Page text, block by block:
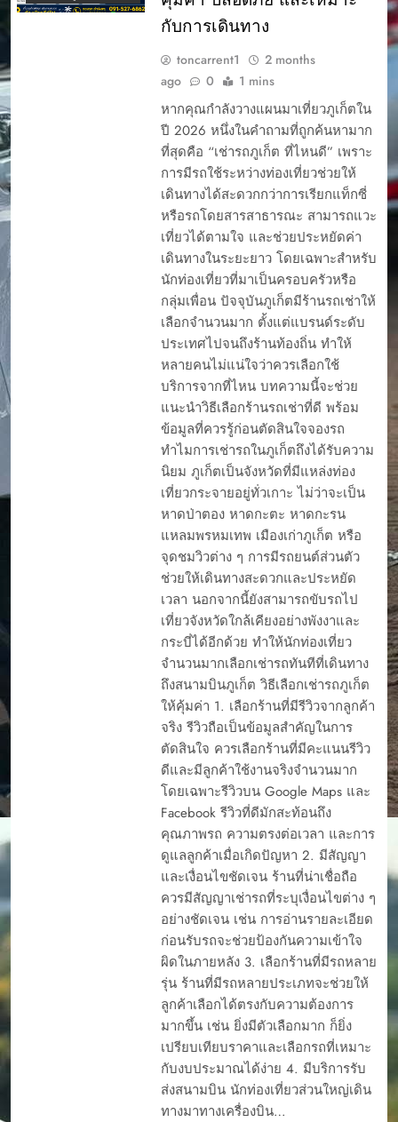
กับการเดินทาง
toncarrent1
2 months
ago
0 1 mins
หากคุณกำลังวางแผนมาเที่ยวภูเก็ตใน
ปี 2026 หนึ่งในคำถามที่ถูกค้นหามาก
ที่สุดคือ “เช่ารถภูเก็ต ที่ไหนดี” เพราะ
การมีรถใช้ระหว่างท่องเที่ยวช่วยให้
เดินทางได้สะดวกกว่าการเรียกแท็กซี่
หรือรถโดยสารสาธารณะ สามารถแวะ
เที่ยวได้ตามใจ และช่วยประหยัดค่า
เดินทางในระยะยาว โดยเฉพาะสำหรับ
นักท่องเที่ยวที่มาเป็นครอบครัวหรือ
กลุ่มเพื่อน ปัจจุบันภูเก็ตมีร้านรถเช่าให้
เลือกจำนวนมาก ตั้งแต่แบรนด์ระดับ
ประเทศไปจนถึงร้านท้องถิ่น ทำให้
หลายคนไม่แน่ใจว่าควรเลือกใช้
บริการจากที่ไหน บทความนี้จะช่วย
แนะนำวิธีเลือกร้านรถเช่าที่ดี พร้อม
ข้อมูลที่ควรรู้ก่อนตัดสินใจจองรถ
ทำไมการเช่ารถในภูเก็ตถึงได้รับความ
นิยม ภูเก็ตเป็นจังหวัดที่มีแหล่งท่อง
เที่ยวกระจายอยู่ทั่วเกาะ ไม่ว่าจะเป็น
หาดป่าตอง หาดกะตะ หาดกะรน
แหลมพรหมเทพ เมืองเก่าภูเก็ต หรือ
จุดชมวิวต่าง ๆ การมีรถยนต์ส่วนตัว
ช่วยให้เดินทางสะดวกและประหยัด
เวลา นอกจากนี้ยังสามารถขับรถไป
เที่ยวจังหวัดใกล้เคียงอย่างพังงาและ
กระบี่ได้อีกด้วย ทำให้นักท่องเที่ยว
จำนวนมากเลือกเช่ารถทันทีที่เดินทาง
ถึงสนามบินภูเก็ต วิธีเลือกเช่ารถภูเก็ต
ให้คุ้มค่า 1. เลือกร้านที่มีรีวิวจากลูกค้า
จริง รีวิวถือเป็นข้อมูลสำคัญในการ
ตัดสินใจ ควรเลือกร้านที่มีคะแนนรีวิว
ดีและมีลูกค้าใช้งานจริงจำนวนมาก
โดยเฉพาะรีวิวบน Google Maps และ
Facebook รีวิวที่ดีมักสะท้อนถึง
คุณภาพรถ ความตรงต่อเวลา และการ
ดูแลลูกค้าเมื่อเกิดปัญหา 2. มีสัญญา
และเงื่อนไขชัดเจน ร้านที่น่าเชื่อถือ
ควรมีสัญญาเช่ารถที่ระบุเงื่อนไขต่าง ๆ
อย่างชัดเจน เช่น การอ่านรายละเอียด
ก่อนรับรถจะช่วยป้องกันความเข้าใจ
ผิดในภายหลัง 3. เลือกร้านที่มีรถหลาย
รุ่น ร้านที่มีรถหลายประเภทจะช่วยให้
ลูกค้าเลือกได้ตรงกับความต้องการ
มากขึ้น เช่น ยิ่งมีตัวเลือกมาก ก็ยิ่ง
เปรียบเทียบราคาและเลือกรถที่เหมาะ
กับงบประมาณได้ง่าย 4. มีบริการรับ
ส่งสนามบิน นักท่องเที่ยวส่วนใหญ่เดิน
ทางมาทางเครื่องบิน…